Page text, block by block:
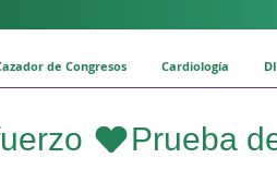
de Congresos Cardiología